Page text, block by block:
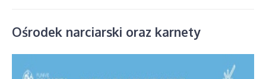
Ośrodek narciarski oraz karnety